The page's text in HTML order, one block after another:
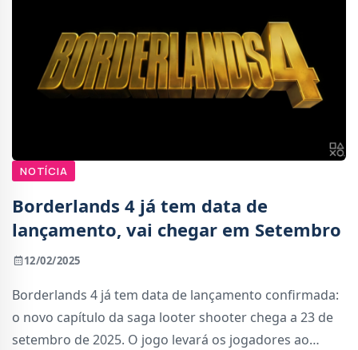
NOTÍCIA
Borderlands 4 já tem data de
lançamento, vai chegar em Setembro
12/02/2025
Borderlands 4 já tem data de lançamento confirmada:
o novo capítulo da saga looter shooter chega a 23 de
setembro de 2025. O jogo levará os jogadores ao